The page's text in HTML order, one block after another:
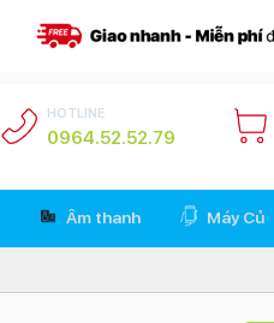
HOTLINE
0964.52.52.79
Âm thanh Máy Củ